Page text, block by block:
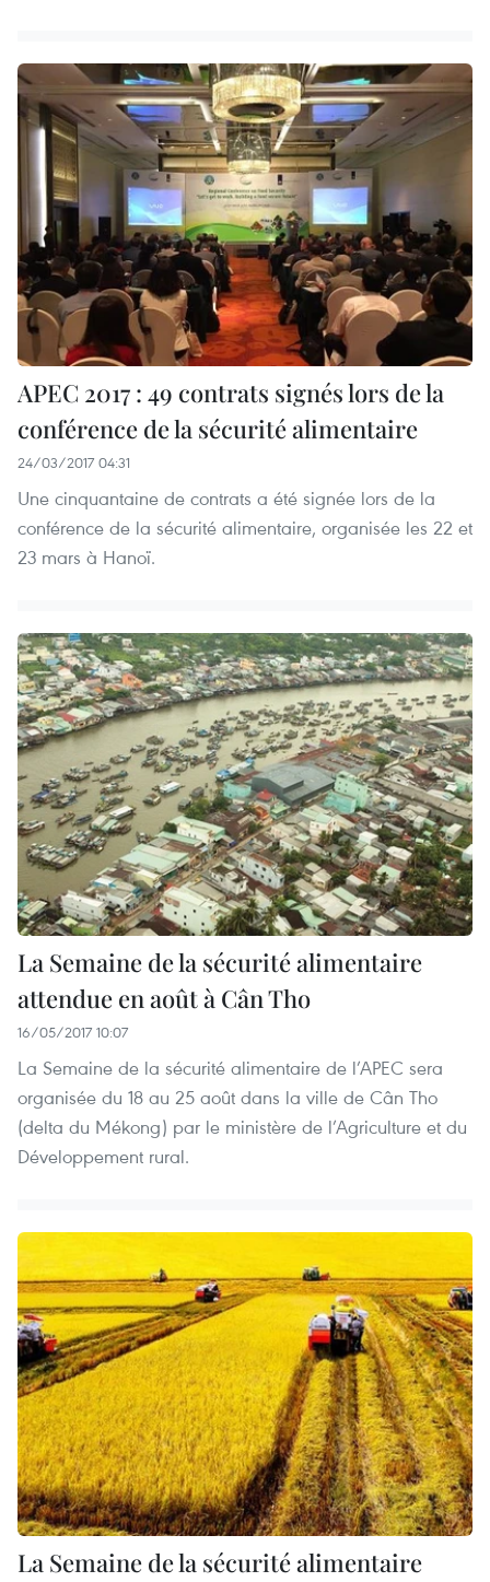
APEC 2017 : 49 contrats signés lors de la
conférence de la sécurité alimentaire
24/03/2017 04:31
Une cinquantaine de contrats a été signée lors de la
conférence de la sécurité alimentaire, organisée les 22 et
23 mars à Hanoï.
La Semaine de la sécurité alimentaire
attendue en août à Cân Tho
16/05/2017 10:07
La Semaine de la sécurité alimentaire de l’APEC sera
organisée du 18 au 25 août dans la ville de Cân Tho
(delta du Mékong) par le ministère de l’Agriculture et du
Développement rural.
La Semaine de la sécurité alimentaire